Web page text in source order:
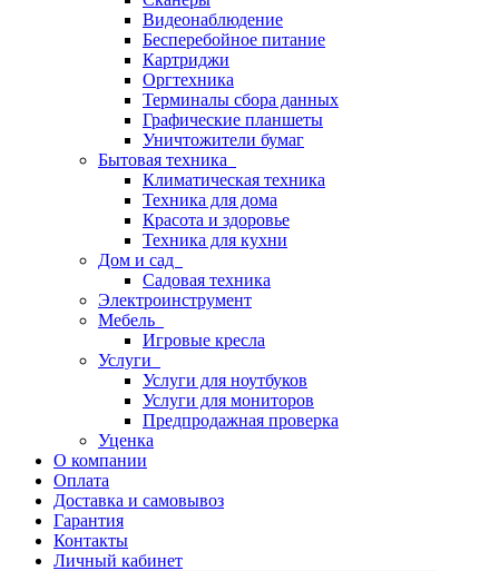
Видеонаблюдение
Бесперебойное питание
Картриджи
Оргтехника
Терминалы сбора данных
Графические планшеты
Уничтожители бумаг
Бытовая техника
Климатическая техника
Техника для дома
Красота и здоровье
Техника для кухни
Дом и сад
Садовая техника
Электроинструмент
Мебель
Игровые кресла
Услуги
Услуги для ноутбуков
Услуги для мониторов
Предпродажная проверка
Уценка
О компании
Оплата
Доставка и самовывоз
Гарантия
Контакты
Личный кабинет